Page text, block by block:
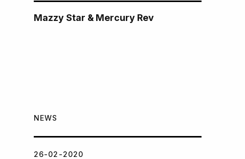
Mazzy Star & Mercury Rev
NEWS
26-02-2020